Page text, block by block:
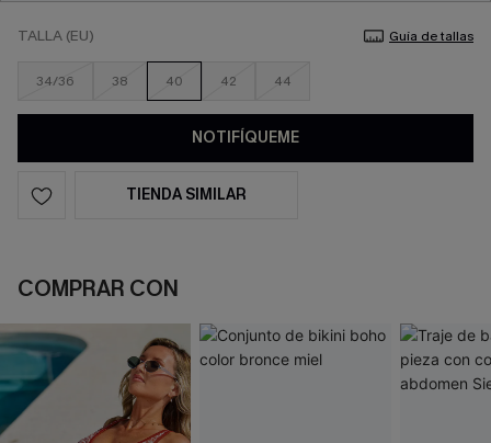
TALLA (EU) Guía de tallas
34/36 38 40 42 44
NOTIFÍQUEME
TIENDA SIMILAR
COMPRAR CON